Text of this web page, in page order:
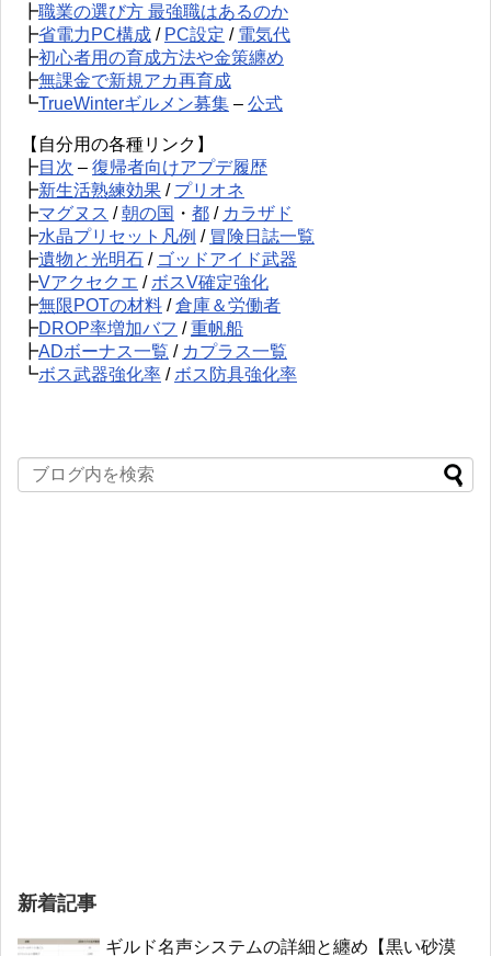
┣職業の選び方 最強職はあるのか
┣省電力PC構成 / PC設定 / 電気代
┣初心者用の育成方法や金策纏め
┣無課金で新規アカ再育成
┗TrueWinterギルメン募集 – 公式
【自分用の各種リンク】
┣目次 – 復帰者向けアプデ履歴
┣新生活熟練効果 / プリオネ
┣マグヌス /朝の国 ・ 都 / カラザド
┣水晶プリセット凡例 / 冒険日誌一覧
┣遺物と光明石 / ゴッドアイド武器
┣Vアクセクエ / ボスV確定強化
┣無限POTの材料 /倉庫＆労働者
┣DROP率増加バフ /重帆船
┣ADボーナス一覧 / カプラス一覧
┗ボス武器強化率 / ボス防具強化率
新着記事
ギルド名声システムの詳細と纏め【黒い砂漠